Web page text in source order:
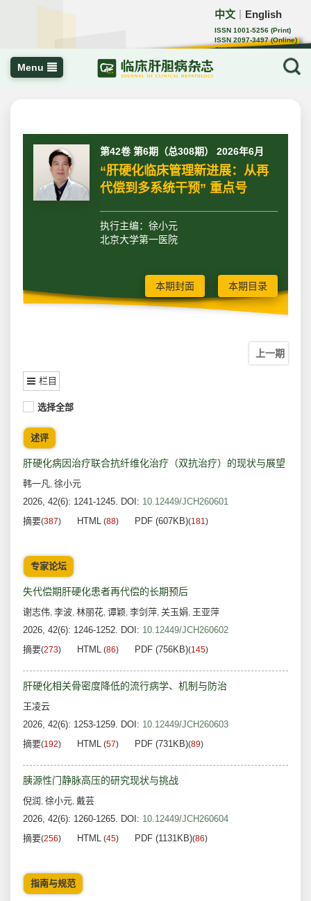
中文 English
ISSN 1001-5256 (Print)
ISSN 2097-3497 (Online)
CN 22-1108/R
Menu
第42卷 第6期（总308期） 2026年6月
“肝硬化临床管理新进展：从再
代偿到多系统干预” 重点号
执行主编： 徐小元
北京大学第一医院
本期封面 本期目录
上一期
栏目
选择全部
述评
肝硬化病因治疗联合抗纤维化治疗（双抗治疗）的现状与展望
韩一凡, 徐小元
2026, 42(6): 1241-1245. DOI: 10.12449/JCH260601
摘要(387) HTML (88) PDF (607KB)(181)
专家论坛
失代偿期肝硬化患者再代偿的长期预后
谢志伟, 李波, 林丽花, 谭颖, 李剑萍, 关玉娟, 王亚萍
2026, 42(6): 1246-1252. DOI: 10.12449/JCH260602
摘要(273) HTML (86) PDF (756KB)(145)
肝硬化相关骨密度降低的流行病学、机制与防治
王凌云
2026, 42(6): 1253-1259. DOI: 10.12449/JCH260603
摘要(192) HTML (57) PDF (731KB)(89)
胰源性门静脉高压的研究现状与挑战
倪润 , 徐小元, 戴芸
2026, 42(6): 1260-1265. DOI: 10.12449/JCH260604
摘要(256) HTML (45) PDF (1131KB)(86)
指南与规范